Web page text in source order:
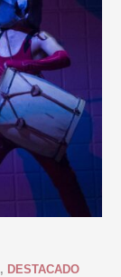
, DESTACADO